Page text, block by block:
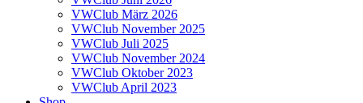
VWClub März 2026
VWClub November 2025
VWClub Juli 2025
VWClub November 2024
VWClub Oktober 2023
VWClub April 2023